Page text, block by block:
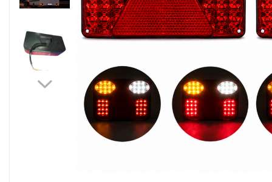
Pleoape ABS
Pleoape Fibra
Prezoane antifurt
Prize de aer